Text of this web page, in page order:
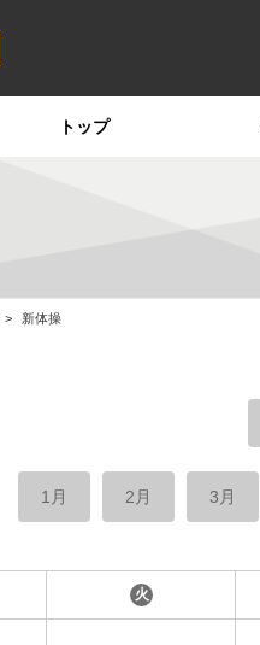
トップ
新体操
1月 2月 3月
火